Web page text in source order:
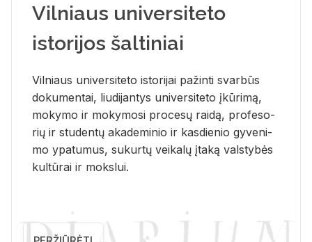
Vilniaus universiteto
istorijos šaltiniai
Vil­niaus uni­ver­si­te­to is­to­ri­jai pa­žin­ti svar­būs
do­ku­men­tai, liu­di­jan­tys uni­ver­si­te­to įkū­ri­mą,
mo­ky­mo ir mo­ky­mo­si pro­ce­sų rai­dą, pro­fe­so­
rių ir stu­den­tų aka­de­mi­nio ir kas­die­nio gy­ve­ni­
mo ypa­tu­mus, su­kur­tų vei­ka­lų įta­ką vals­ty­bės
kul­tū­rai ir moks­lui.